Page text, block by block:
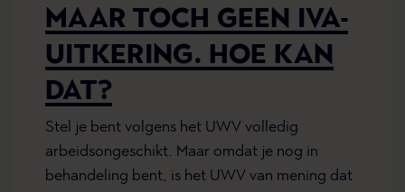
MAAR TOCH GEEN IVA-
UITKERING. HOE KAN
DAT?
Stel je bent volgens het UWV volledig
arbeidsongeschikt. Maar omdat je nog in
behandeling bent, is het UWV van mening dat